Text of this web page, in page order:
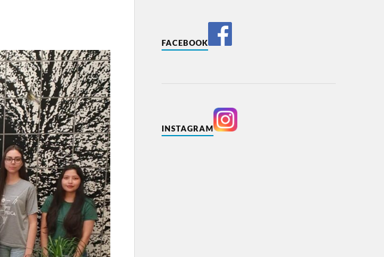
FACEBOOK
INSTAGRAM